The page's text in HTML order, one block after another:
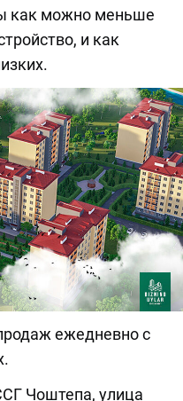
как можно меньше
и как
ежедневно с
Чоштепа, улица